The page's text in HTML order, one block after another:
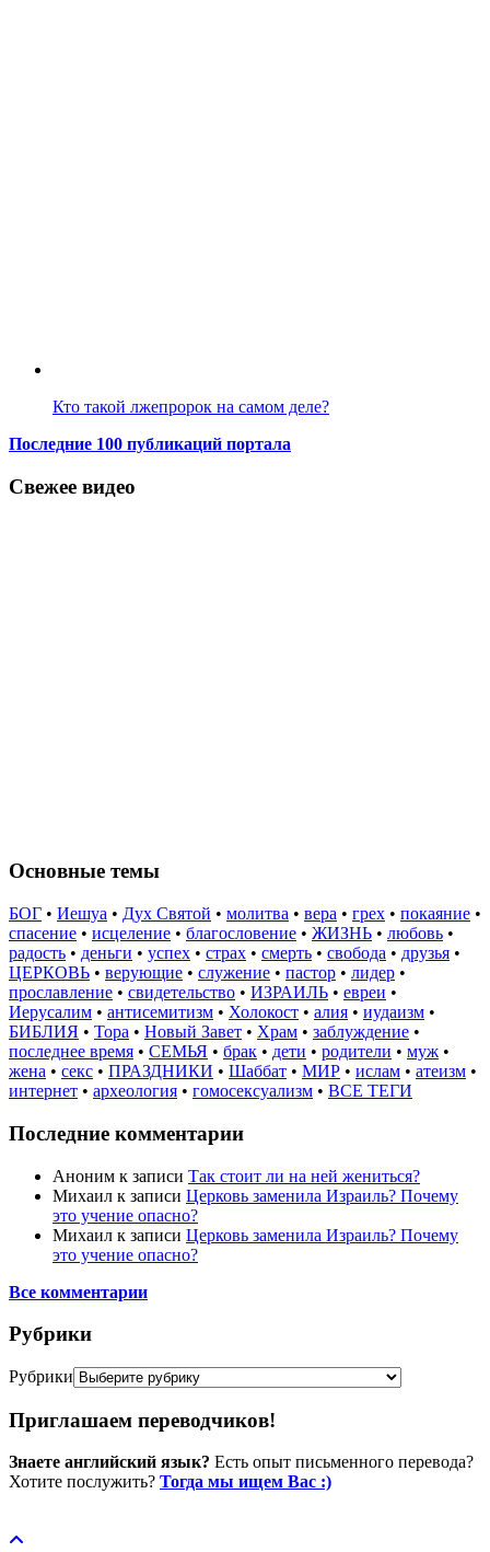
Кто такой лжепророк на самом деле?
Последние 100 публикаций портала
Свежее видео
Основные темы
БОГ • Иешуа • Дух Святой • молитва • вера • грех • покаяние •
спасение • исцеление • благословение • ЖИЗНЬ • любовь •
радость • деньги • успех • страх • смерть • свобода • друзья •
ЦЕРКОВЬ • верующие • служение • пастор • лидер •
прославление • свидетельство • ИЗРАИЛЬ • евреи •
Иерусалим • антисемитизм • Холокост • алия • иудаизм •
БИБЛИЯ • Тора • Новый Завет • Храм • заблуждение •
последнее время • СЕМЬЯ • брак • дети • родители • муж •
жена • секс • ПРАЗДНИКИ • Шаббат • МИР • ислам • атеизм •
интернет • археология • гомосексуализм • ВСЕ ТЕГИ
Последние комментарии
Аноним к записи Так стоит ли на ней жениться?
Михаил к записи Церковь заменила Израиль? Почему
это учение опасно?
Михаил к записи Церковь заменила Израиль? Почему
это учение опасно?
Все комментарии
Рубрики
Рубрики
Приглашаем переводчиков!
Знаете английский язык? Есть опыт письменного перевода?
Хотите послужить? Тогда мы ищем Вас :)